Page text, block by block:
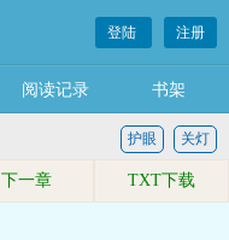
登陆 注册
阅读记录 书架
关灯
护眼
下一章 TXT下载